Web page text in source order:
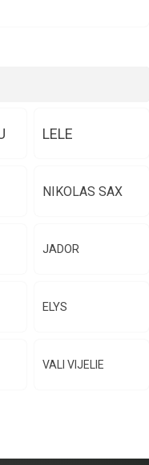
LELE
NIKOLAS SAX
JADOR
ELYS
VALI VIJELIE